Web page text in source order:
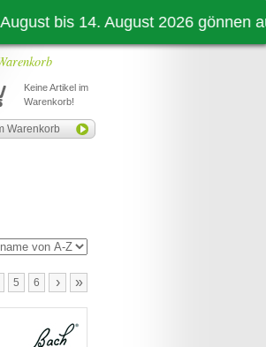
bis 14. August 2026 gönnen auch
Keine Artikel im
Warenkorb!
Warenkorb
5 6 › »